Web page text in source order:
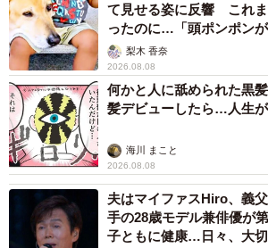
◆障害厚生年金
初診日に厚生年金に加入していた場合、
級〜3級まであり、1級または2級の場合
加えて障害基礎年金の1級または2級も受
です。
休職中の家計シミュレーション
実際に20代、単身世帯、標準報酬月額
万円）のケースで、休職1カ月あたりの
て見せる姿に反響 これ
ったのに…「頭ポンポンが
「尊…」
梨木 香奈
2026.08.08
何かと人に舐められた黒
髪デビューしたら…人生が
海川 まこと
2026.08.08
夫はマイファスHiro、義
手の28歳モデル兼俳優が
子ともに健康…日々、大切